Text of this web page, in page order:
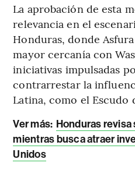
La aprobación de esta
relevancia en el
Honduras, donde
mayor cercanía con
iniciativas impulsadas
contrarrestar la
Latina, como el Escudo
Ver más: Honduras
mientras busca atraer
Unidos